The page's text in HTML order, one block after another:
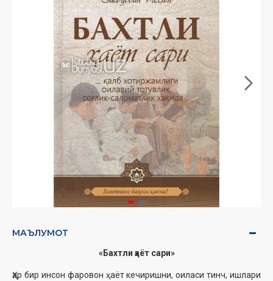
МАЪЛУМОТ
«Бахтли ҳаёт сари»
Ҳар бир инсон фаровон ҳаёт кечиришни, оиласи тинч, ишлари